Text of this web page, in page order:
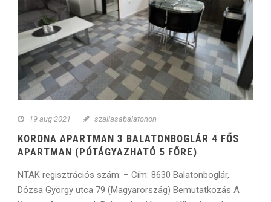
19 aug 2021 szallasabalatonon
KORONA APARTMAN 3 BALATONBOGLÁR 4 FŐS
APARTMAN (PÓTÁGYAZHATÓ 5 FŐRE)
NTAK regisztrációs szám: – Cím: 8630 Balatonboglár,
Dózsa György utca 79 (Magyarország) Bemutatkozás A